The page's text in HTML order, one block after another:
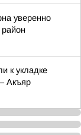
уверенно
к укладке
Акъяр